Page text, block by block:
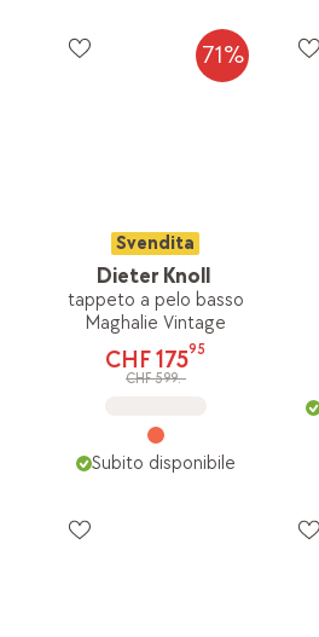
71%
Svendita
Dieter Knoll
tappeto a pelo basso
Maghalie Vintage
CHF 17595
CHF 599.-
Subito disponibile